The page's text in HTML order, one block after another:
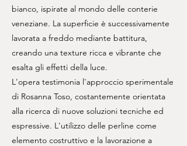
bianco, ispirate al mondo delle conterie
veneziane. La superficie è successivamente
lavorata a freddo mediante battitura,
creando una texture ricca e vibrante che
esalta gli effetti della luce.
L'opera testimonia l'approccio sperimentale
di Rosanna Toso, costantemente orientata
alla ricerca di nuove soluzioni tecniche ed
espressive. L'utilizzo delle perline come
elemento costruttivo e la lavorazione a